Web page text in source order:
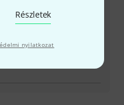
Részletek
nyilatkozat